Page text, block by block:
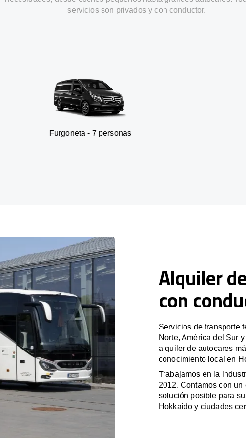
servicios son privados y con conductor.
Furgoneta - 7 personas SUV -
Alquiler
con
Servicios de transporte
Norte, América del Sur
alquiler de autocares
conocimiento local en
Trabajamos en la
2012. Contamos con
solución posible para
Hokkaido y ciudades